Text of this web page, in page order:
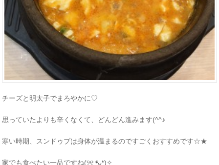
チーズと明太子でまろやかに♡
思っていたよりも辛くなくて、どんどん進みます(^^♪
寒い時期、スンドゥブは身体が温まるのですごくおすすめです☆★
家でも食べたい一品ですね(୨୧ ❛ᴗ❛)✧